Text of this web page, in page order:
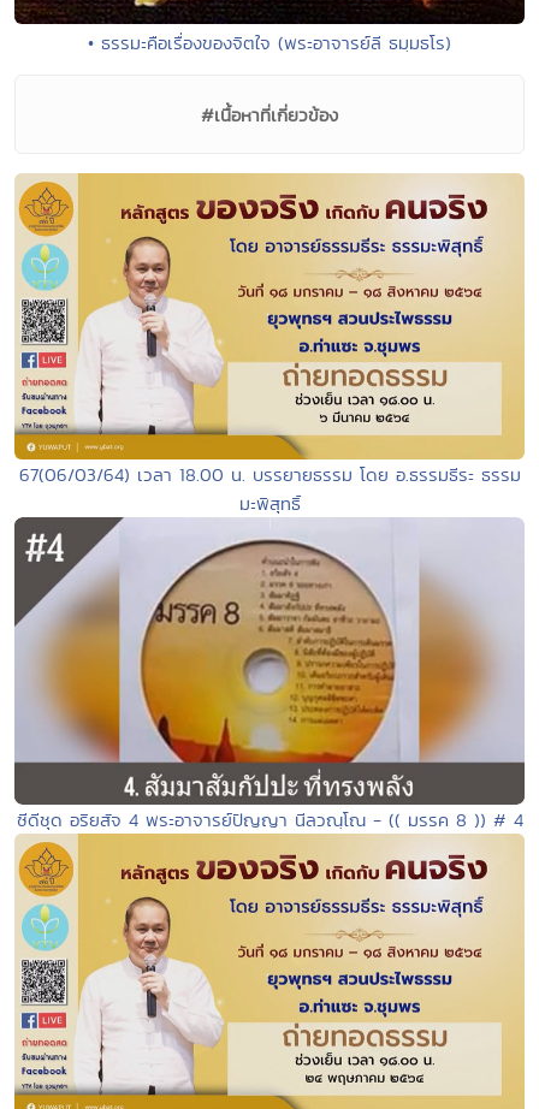
• ธรรมะคือเรื่องของจิตใจ (พระอาจารย์ลี ธมฺมธโร)
#เนื้อหาที่เกี่ยวข้อง
67(06/03/64) เวลา 18.00 น. บรรยายธรรม โดย อ.ธรรมธีระ ธรรม
มะพิสุทธิ์
ซีดีชุด อริยสัจ 4 พระอาจารย์ปัญญา นีลวณฺโณ - (( มรรค 8 )) # 4